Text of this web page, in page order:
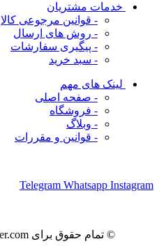
خدمات مشتریان
- قوانین مرجوعی کالا
- روش های ارسال
- پیگیری سفارشات
- سبد خرید
لینک های مهم
- صفحه اصلی
- فروشگاه
- وبلاگ
- قوانین و مقررات
Telegram Whatsapp Instagram
© تمام حقوق برای persiantimer.com محفوظ است